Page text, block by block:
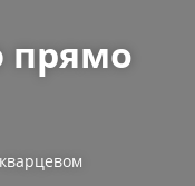
прямо